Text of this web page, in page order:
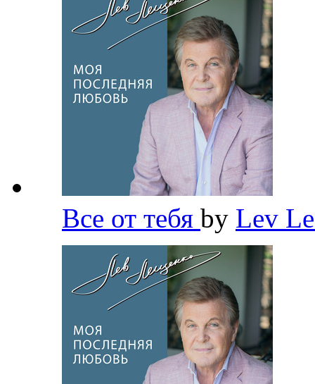
Все от тебя by Lev